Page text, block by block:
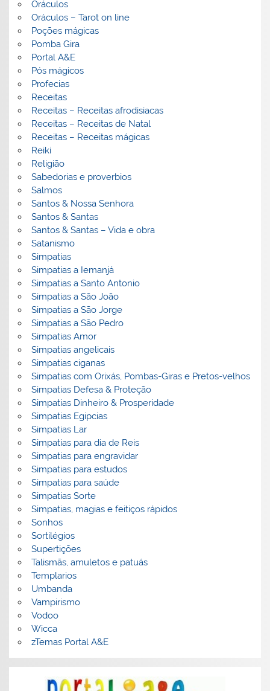
Oráculos
Oráculos – Tarot on line
Poções mágicas
Pomba Gira
Portal A&E
Pós mágicos
Profecias
Receitas
Receitas – Receitas afrodisiacas
Receitas – Receitas de Natal
Receitas – Receitas mágicas
Reiki
Religião
Sabedorias e proverbios
Salmos
Santos & Nossa Senhora
Santos & Santas
Santos & Santas – Vida e obra
Satanismo
Simpatias
Simpatias a Iemanjá
Simpatias a Santo Antonio
Simpatias a São João
Simpatias a São Jorge
Simpatias a São Pedro
Simpatias Amor
Simpatias angelicais
Simpatias ciganas
Simpatias com Orixás, Pombas-Giras e Pretos-velhos
Simpatias Defesa & Proteção
Simpatias Dinheiro & Prosperidade
Simpatias Egipcias
Simpatias Lar
Simpatias para dia de Reis
Simpatias para engravidar
Simpatias para estudos
Simpatias para saúde
Simpatias Sorte
Simpatias, magias e feitiços rápidos
Sonhos
Sortilégios
Supertições
Talismãs, amuletos e patuás
Templarios
Umbanda
Vampirismo
Vodoo
Wicca
zTemas Portal A&E